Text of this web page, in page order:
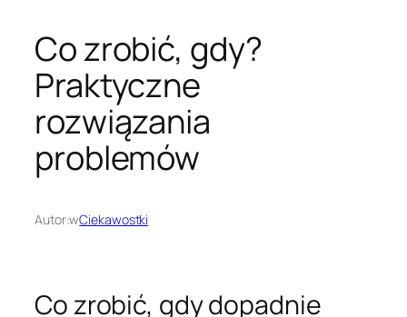
Co zrobić, gdy?
Praktyczne
rozwiązania
problemów
Autor:wCiekawostki
Co zrobić, gdy dopadnie